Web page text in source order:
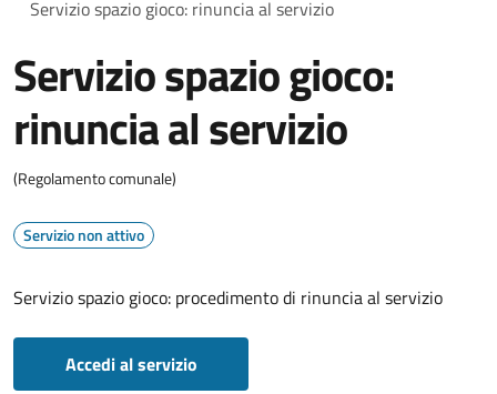
Servizio spazio gioco: rinuncia al servizio
Servizio spazio gioco:
rinuncia al servizio
(Regolamento comunale)
Servizio non attivo
Servizio spazio gioco: procedimento di rinuncia al servizio
Accedi al servizio